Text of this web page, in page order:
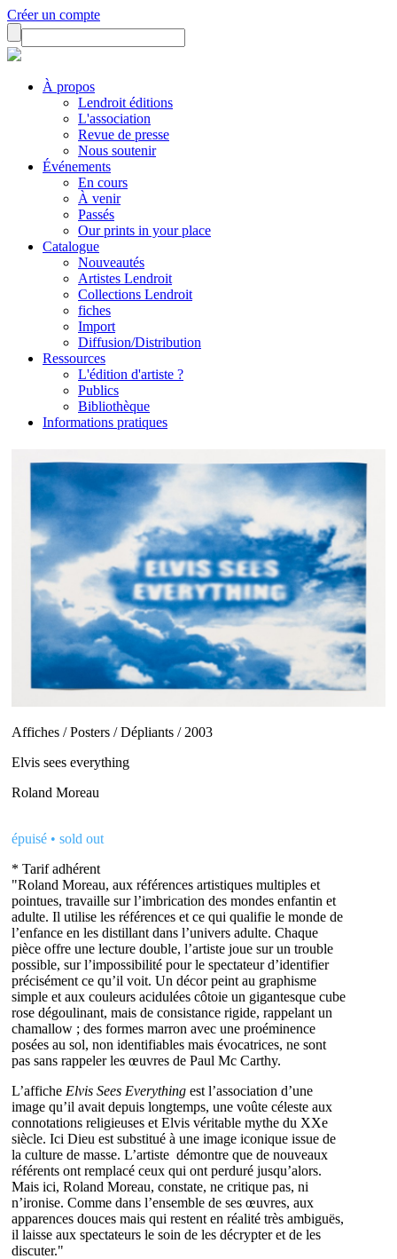
Créer un compte
À propos
Lendroit éditions
L'association
Revue de presse
Nous soutenir
Événements
En cours
À venir
Passés
Our prints in your place
Catalogue
Nouveautés
Artistes Lendroit
Collections Lendroit
fiches
Import
Diffusion/Distribution
Ressources
L'édition d'artiste ?
Publics
Bibliothèque
Informations pratiques
Affiches / Posters / Dépliants / 2003
Elvis sees everything
Roland Moreau
épuisé • sold out
* Tarif adhérent
"Roland Moreau, aux références artistiques multiples et
pointues, travaille sur l’imbrication des mondes enfantin et
adulte. Il utilise les références et ce qui qualifie le monde de
l’enfance en les distillant dans l’univers adulte. Chaque
pièce offre une lecture double, l’artiste joue sur un trouble
possible, sur l’impossibilité pour le spectateur d’identifier
précisément ce qu’il voit. Un décor peint au graphisme
simple et aux couleurs acidulées côtoie un gigantesque cube
rose dégoulinant, mais de consistance rigide, rappelant un
chamallow ; des formes marron avec une proéminence
posées au sol, non identifiables mais évocatrices, ne sont
pas sans rappeler les œuvres de Paul Mc Carthy.
L’affiche Elvis Sees Everything est l’association d’une
image qu’il avait depuis longtemps, une voûte céleste aux
connotations religieuses et Elvis véritable mythe du XXe
siècle. Ici Dieu est substitué à une image iconique issue de
la culture de masse. L’artiste démontre que de nouveaux
référents ont remplacé ceux qui ont perduré jusqu’alors.
Mais ici, Roland Moreau, constate, ne critique pas, ni
n’ironise. Comme dans l’ensemble de ses œuvres, aux
apparences douces mais qui restent en réalité très ambiguës,
il laisse aux spectateurs le soin de les décrypter et de les
discuter."